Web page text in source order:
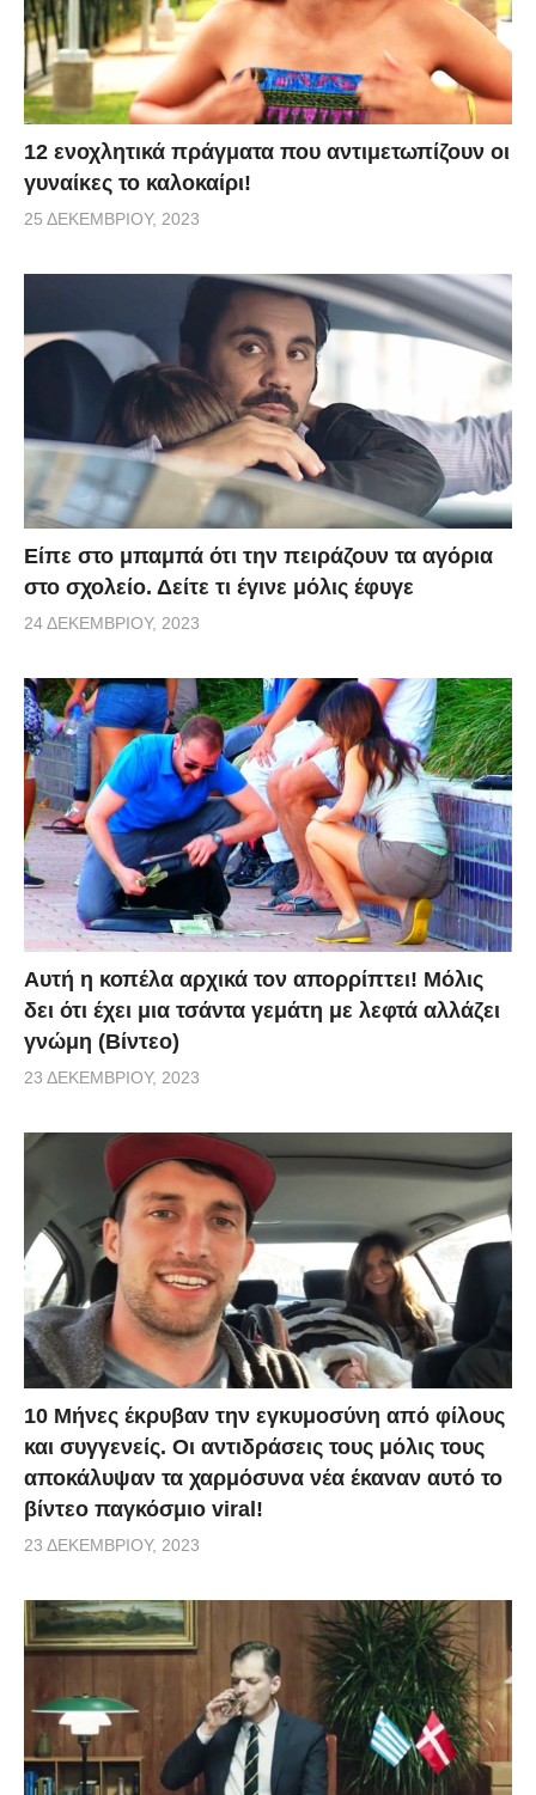
12 ενοχλητικά πράγματα που αντιμετωπίζουν οι
γυναίκες το καλοκαίρι!
25 ΔΕΚΕΜΒΡΊΟΥ, 2023
Είπε στο μπαμπά ότι την πειράζουν τα αγόρια
στο σχολείο. Δείτε τι έγινε μόλις έφυγε
24 ΔΕΚΕΜΒΡΊΟΥ, 2023
Αυτή η κοπέλα αρχικά τον απορρίπτει! Μόλις
δει ότι έχει μια τσάντα γεμάτη με λεφτά αλλάζει
γνώμη (Βίντεο)
23 ΔΕΚΕΜΒΡΊΟΥ, 2023
10 Μήνες έκρυβαν την εγκυμοσύνη από φίλους
και συγγενείς. Οι αντιδράσεις τους μόλις τους
αποκάλυψαν τα χαρμόσυνα νέα έκαναν αυτό το
βίντεο παγκόσμιο viral!
23 ΔΕΚΕΜΒΡΊΟΥ, 2023